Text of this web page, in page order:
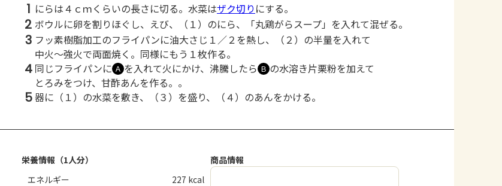
1 にらは４ｃｍくらいの長さに切る。水菜はザク切り にする。
2 ボウルに卵を割りほぐし、えび、（１）のにら、「丸鶏がらスープ」を入れて混ぜる。
3 フッ素樹脂加工のフライパンに油大さじ１／２を熱し、（２）の半量を入れて
中火～強火で両面焼く。同様にもう１枚作る。
4 同じフライパンに Ａ を入れて火にかけ、沸騰したら Ｂ の水溶き片栗粉を加えて
とろみをつけ、甘酢あんを作る。。
5器に（１）の水菜を敷き、（３）を盛り、（４）のあんをかける。
栄養情報（1人分）
エネルギー
227 kcal
商品情報